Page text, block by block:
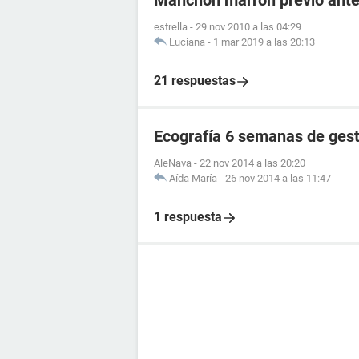
estrella - 29 nov 2010 a las 04:29
Luciana - 1 mar 2019 a las 20:13
21 respuestas
Ecografía 6 semanas de
AleNava - 22 nov 2014 a las 20:20
Aída María - 26 nov 2014 a las 11:47
1 respuesta